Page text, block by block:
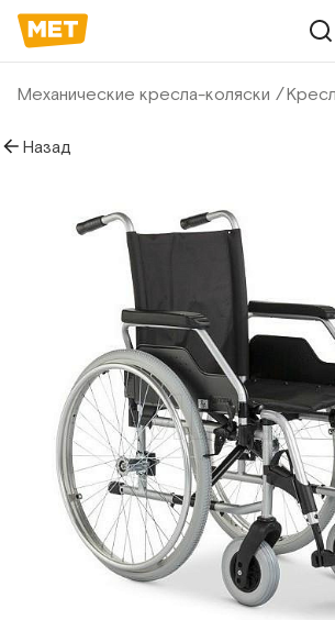
Механические кресла-коляски
Назад